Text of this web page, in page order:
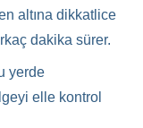
altına dikkatlice
dakika sürer.
yerde
elle kontrol